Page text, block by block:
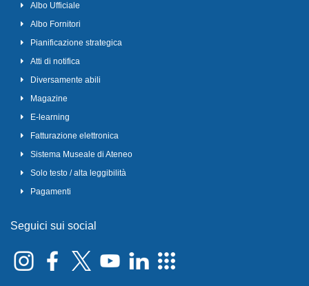
Albo Ufficiale
Albo Fornitori
Pianificazione strategica
Atti di notifica
Diversamente abili
Magazine
E-learning
Fatturazione elettronica
Sistema Museale di Ateneo
Solo testo / alta leggibilità
Pagamenti
Seguici sui social